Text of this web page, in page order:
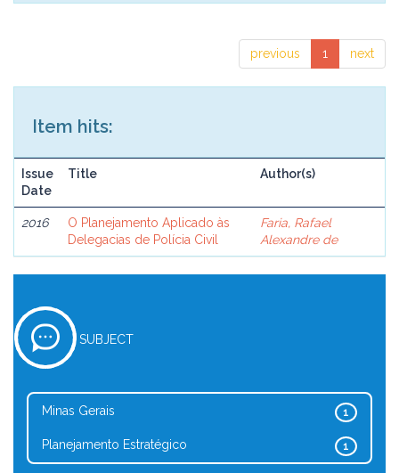
previous 1 next
Item hits:
Issue
Date
Title Author(s)
2016
O Planejamento Aplicado às
Delegacias de Polícia Civil
Faria, Rafael
Alexandre de
SUBJECT
1
Minas Gerais
1
Planejamento Estratégico